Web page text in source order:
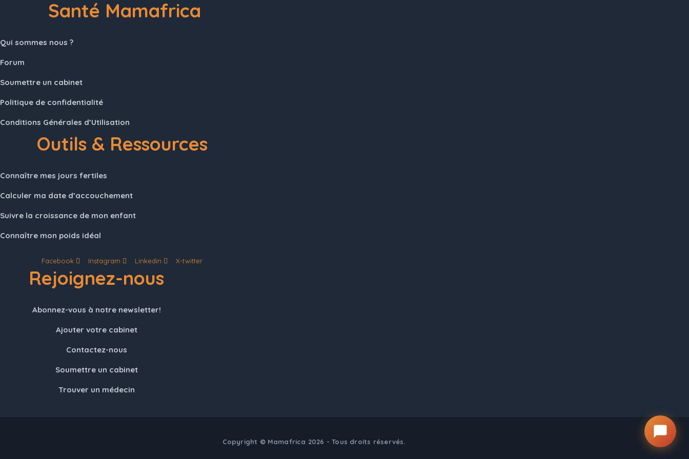
Santé Mamafrica
Qui sommes nous ?
Forum
Soumettre un cabinet
Politique de confidentialité
Conditions Générales d’Utilisation
Outils & Ressources
Connaître mes jours fertiles
Calculer ma date d’accouchement
Suivre la croissance de mon enfant
Connaître mon poids idéal
Facebook Instagram Linkedin X-twitter
Rejoignez-nous
Abonnez-vous à notre newsletter!
Ajouter votre cabinet
Contactez-nous
Soumettre un cabinet
Trouver un médecin
Copyright © Mamafrica 2026 - Tous droits réservés.